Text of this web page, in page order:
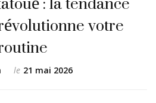
votre
le 21 mai 2026